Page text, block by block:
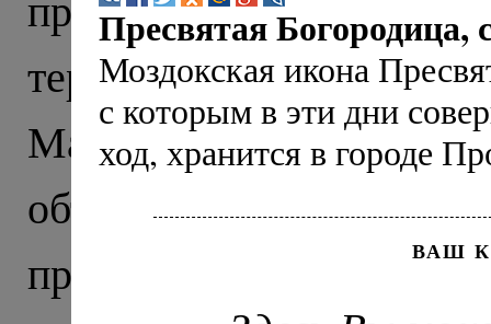
территории
Маршрут нашего
объединил
православия на
Пресвятая Богородица,
Моздокская икона
с которым в эти дни
ход, хранится в городе
ВАШ